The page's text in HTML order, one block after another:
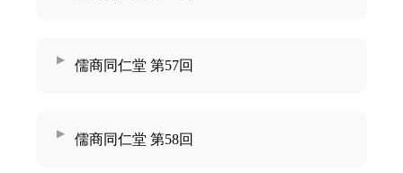
儒商同仁堂 第57回
儒商同仁堂 第58回